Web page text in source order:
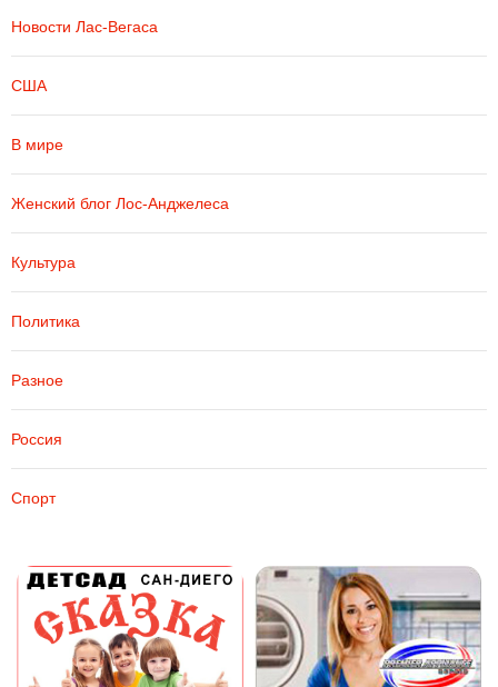
Новости Лас-Вегаса
США
В мире
Женский блог Лос-Анджелеса
Культура
Политика
Разное
Россия
Спорт